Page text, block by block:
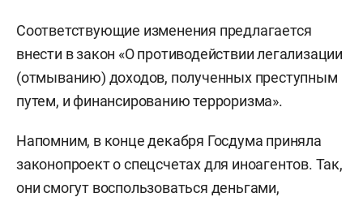
Соответствующие изменения предлагается
внести в закон «О противодействии легализации
(отмыванию) доходов, полученных преступным
путем, и финансированию терроризма».
Напомним, в конце декабря Госдума приняла
законопроект о спецсчетах для иноагентов. Так,
они смогут воспользоваться деньгами,